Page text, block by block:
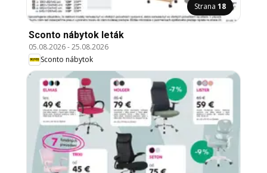
Strana 18
Sconto nábytok leták
05.08.2026-25.08.2026
Sconto nábytok